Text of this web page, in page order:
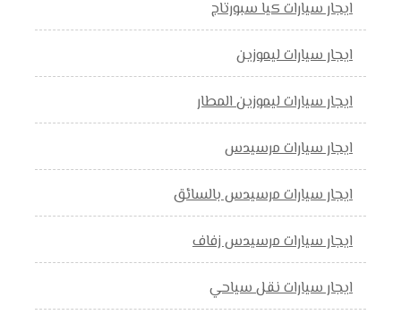
ايجار سيارات كيا سبورتاج
ايجار سيارات ليموزين
ايجار سيارات ليموزين المطار
ايجار سيارات مرسيدس
ايجار سيارات مرسيدس بالسائق
ايجار سيارات مرسيدس زفاف
ايجار سيارات نقل سياحي